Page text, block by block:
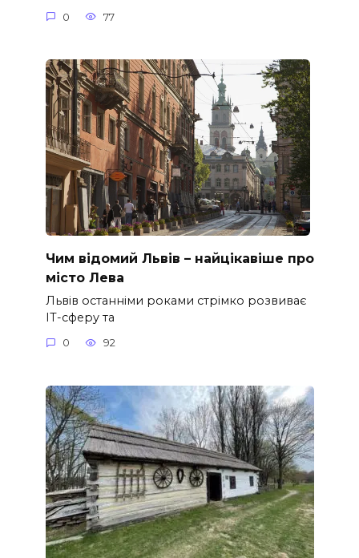
0 77
Чим відомий Львів – найцікавіше про
місто Лева
Львів останніми роками стрімко розвиває
ІТ-сферу та
0 92